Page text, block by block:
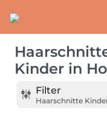
Kinder in
Filter
Haarschnitte